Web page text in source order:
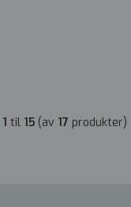
1 til 15 (av 17 produkter)